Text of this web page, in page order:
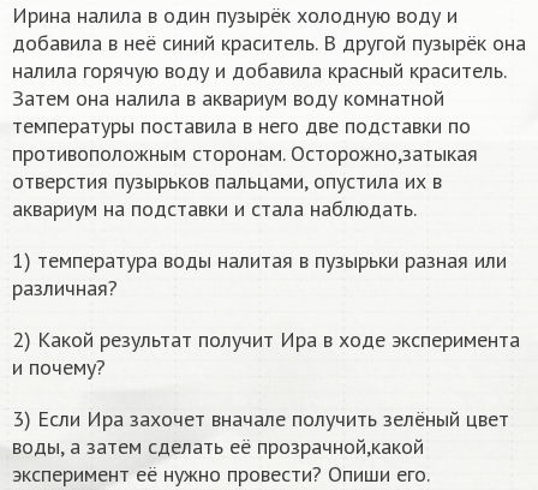
Ирина налила в один пузырёк холодную воду и
добавила в неё синий краситель. В другой пузырёк она
налила горячую воду и добавила красный краситель.
Затем она налила в аквариум воду комнатной
температуры поставила в него две подставки по
противоположным сторонам. Осторожно,затыкая
отверстия пузырьков пальцами, опустила их в
аквариум на подставки и стала наблюдать.
1) температура воды налитая в пузырьки разная или
различная?
2) Какой результат получит Ира в ходе эксперимента
и почему?
3) Если Ира захочет вначале получить зелёный цвет
воды, а затем сделать её прозрачной,какой
эксперимент её нужно провести? Опиши его.